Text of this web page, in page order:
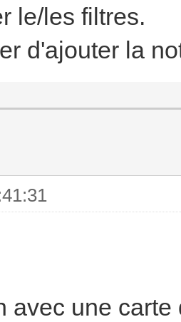
le/les filtres.
d'ajouter la
avec une